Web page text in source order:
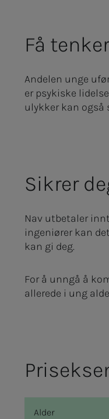
Få
Andelen unge
er psykiske
ulykker kan også
Sikrer
Nav utbetaler
ingeniører kan
kan gi deg.
For å unngå å
allerede i ung
Alder